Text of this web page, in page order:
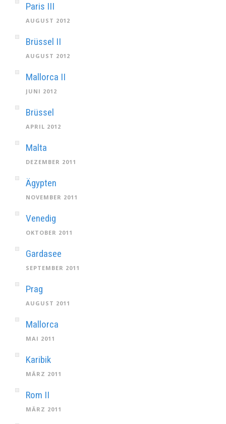
Paris III
AUGUST 2012
Brüssel II
AUGUST 2012
Mallorca II
JUNI 2012
Brüssel
APRIL 2012
Malta
DEZEMBER 2011
Ägypten
NOVEMBER 2011
Venedig
OKTOBER 2011
Gardasee
SEPTEMBER 2011
Prag
AUGUST 2011
Mallorca
MAI 2011
Karibik
MÄRZ 2011
Rom II
MÄRZ 2011